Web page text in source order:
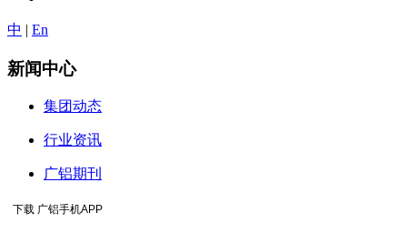
中 | En
新闻中心
集团动态
行业资讯
广铝期刊
下载 广铝手机APP